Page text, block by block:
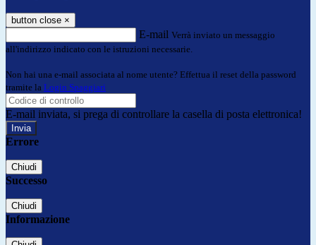
button close ×
E-mail Verrà inviato un messaggio
all'indirizzo indicato con le istruzioni necessarie.
Non hai una e-mail associata al nome utente? Effettua il reset della password
tramite la Login Spaggiari
E-mail inviata, si prega di controllare la casella di posta elettronica!
Errore
Chiudi
Successo
Chiudi
Informazione